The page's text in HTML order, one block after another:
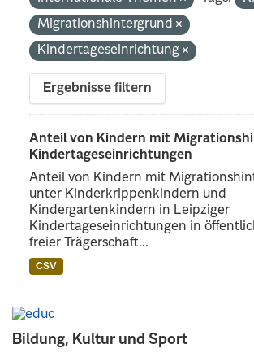
Bildung, Kultur und Sport
Migrationshintergrund
Kindertageseinrichtung
Ergebnisse filtern
Anteil von Kindern mit
Kindertageseinrichtungen
Anteil von Kindern mit
unter Kinderkrippenkindern und
Kindergartenkindern in Leipziger
Kindertageseinrichtungen in
freier Trägerschaft...
CSV